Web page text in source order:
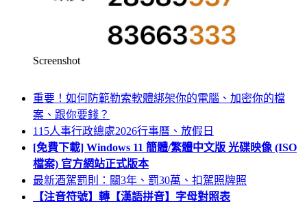
Screenshot
重要！如何防範勒索軟體綁架你的電腦、加密你的檔
案、跟你要錢？
115人事行政總處2026行事曆、放假日
[免費下載] Windows 11 簡體/繁體中文版 光碟映像 (ISO
檔案) 官方網站正式版本
最新酒駕罰則：關3年、罰30萬、扣駕照牌照
【注音符號】轉【漢語拼音】字母對照表